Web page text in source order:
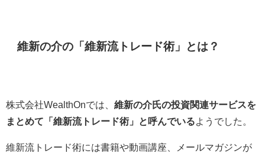
維新の介の「維新流トレード術」とは？
株式会社WealthOnでは、 維新の介氏の投資関連サービスを
まとめて「維新流トレード術」と呼んでいる ようでした。
維新流トレード術には書籍や動画講座、メールマガジンが